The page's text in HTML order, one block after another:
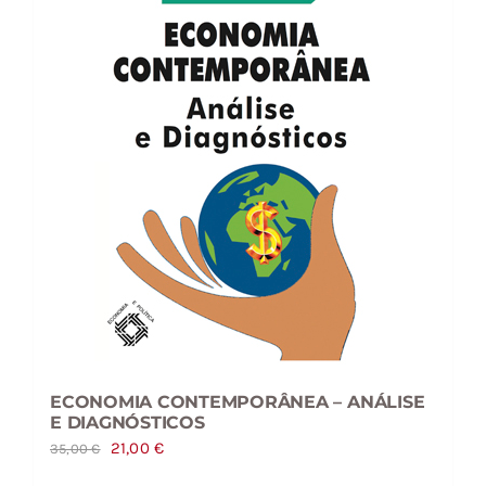
ECONOMIA CONTEMPORÂNEA – ANÁLISE
E DIAGNÓSTICOS
35,00€
O
21,00€O